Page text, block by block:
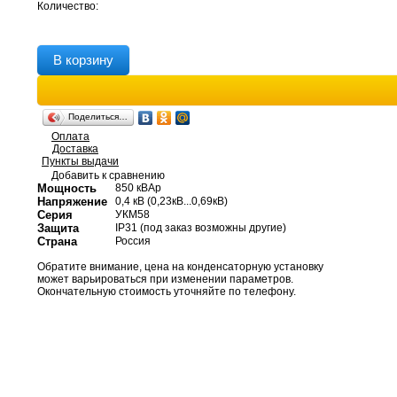
Количество:
В корзину
Поделиться…
Оплата
Доставка
Пункты выдачи
Добавить к сравнению
Мощность 850 кВАр
Напряжение 0,4 кВ (0,23кВ...0,69кВ)
Серия УКМ58
Защита IP31 (под заказ возможны другие)
Страна Россия
Обратите внимание, цена на конденсаторную установку
может варьироваться при изменении параметров.
Окончательную стоимость уточняйте по телефону.